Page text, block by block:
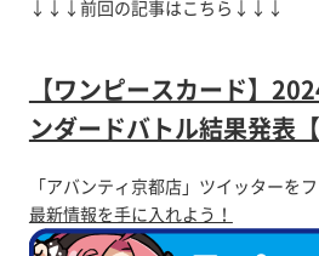
↓↓↓前回の記事はこちら↓↓↓
【ワンピースカード】
ンダードバトル結果発表
「アバンティ京都店」ツイッターを
最新情報を手に入れよう！